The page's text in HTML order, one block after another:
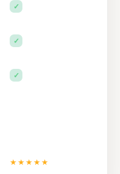
✓
✓
✓
★★★★★